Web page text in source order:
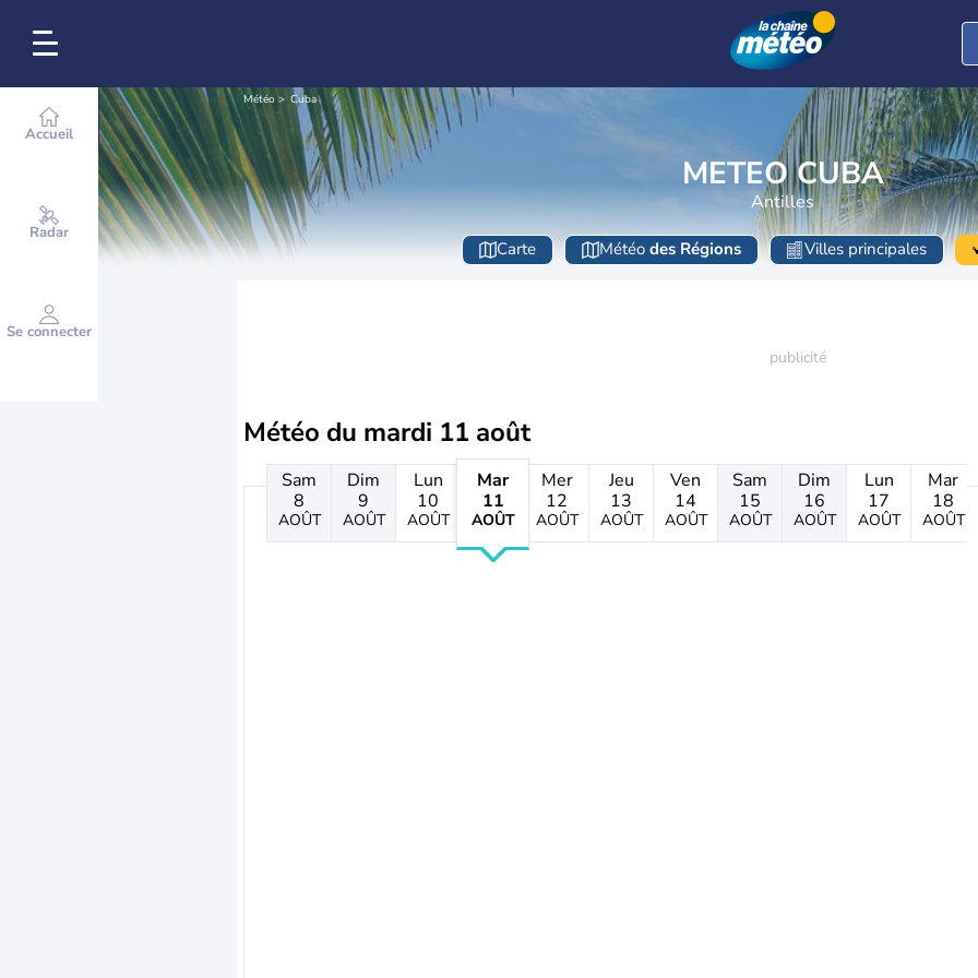
Accueil
Radar
Se connecter
Météo Cuba
METEO CUBA
Antilles
Carte Météo des Régions Villes principales
Météo du mardi 11 août
Sam
8
AOÛT
Dim
9
AOÛT
Lun
10
AOÛT
Mar
11
AOÛT
Mer
12
AOÛT
Jeu
13
AOÛT
Ven
14
AOÛT
Sam
15
AOÛT
Dim
16
AOÛT
Lun
17
AOÛT
Mar
18
AOÛT